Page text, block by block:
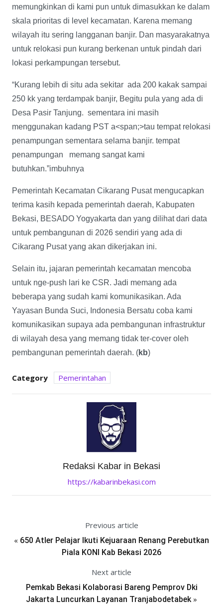
memungkinkan di kami pun untuk dimasukkan ke dalam
skala prioritas di level kecamatan. Karena memang
wilayah itu sering langganan banjir. Dan masyarakatnya
untuk relokasi pun kurang berkenan untuk pindah dari
lokasi perkampungan tersebut.
“Kurang lebih di situ ada sekitar ada 200 kakak sampai
250 kk yang terdampak banjir, Begitu pula yang ada di
Desa Pasir Tanjung. sementara ini masih
menggunakan kadang PST a<span;>tau tempat relokasi
penampungan sementara selama banjir. tempat
penampungan memang sangat kami
butuhkan.”imbuhnya
Pemerintah Kecamatan Cikarang Pusat mengucapkan
terima kasih kepada pemerintah daerah, Kabupaten
Bekasi, BESADO Yogyakarta dan yang dilihat dari data
untuk pembangunan di 2026 sendiri yang ada di
Cikarang Pusat yang akan dikerjakan ini.
Selain itu, jajaran pemerintah kecamatan mencoba
untuk nge-push lari ke CSR. Jadi memang ada
beberapa yang sudah kami komunikasikan. Ada
Yayasan Bunda Suci, Indonesia Bersatu coba kami
komunikasikan supaya ada pembangunan infrastruktur
di wilayah desa yang memang tidak ter-cover oleh
pembangunan pemerintah daerah. (kb)
Category Pemerintahan
Redaksi Kabar in Bekasi
https://kabarinbekasi.com
Previous article
« 650 Atler Pelajar Ikuti Kejuaraan Renang Perebutkan
Piala KONI Kab Bekasi 2026
Next article
Pemkab Bekasi Kolaborasi Bareng Pemprov Dki
Jakarta Luncurkan Layanan Tranjabodetabek»